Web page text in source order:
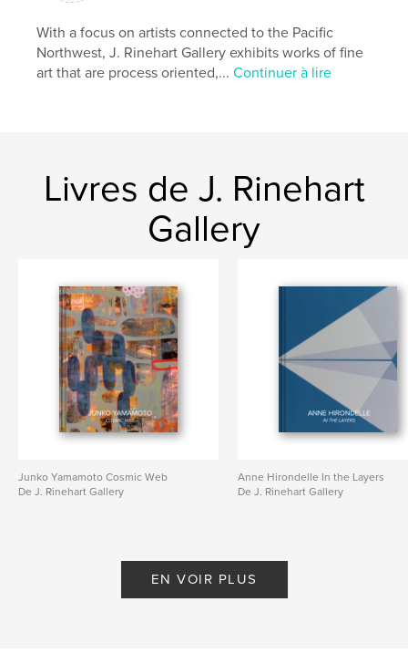
, i-ching
With a focus on artists connected to the Pacific
Northwest, J. Rinehart Gallery exhibits works of fine
art that are process oriented,...Continuer à lire
Livres de J. Rinehart
Gallery
Junko Yamamoto Cosmic Web
De J. Rinehart Gallery
Anne Hirondelle In the Layers
De J. Rinehart Gallery
EN VOIR PLUS